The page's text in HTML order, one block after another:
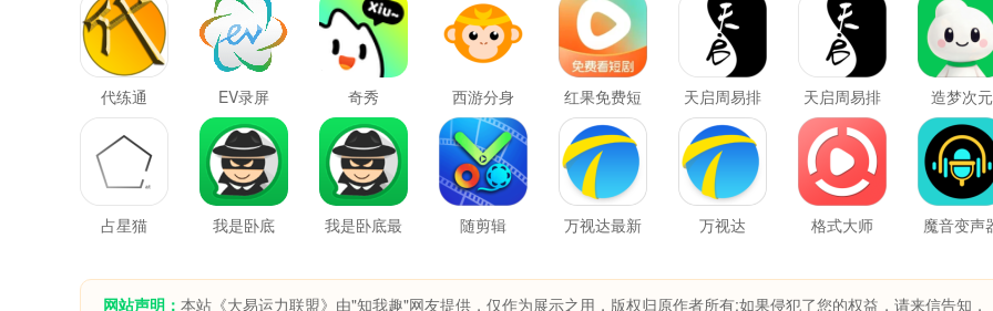
代练通 EV录屏 奇秀 西游分身
红果免费短
剧
天启周易排
盘
天启周易排
盘最新版
造梦次元
占星猫 我是卧底
我是卧底最
随剪辑
万视达最新
万视达 格式大师
魔音变声
网站声明： 本站《大易运力联盟》由"知我趣"网友提供，仅作为展示之用，版权归原作者所有;如果侵犯了您的权益，请来信告知，